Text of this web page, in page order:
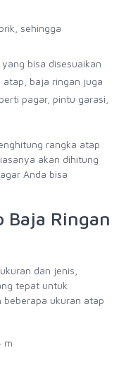
sehingga
bisa disesuaikan
atap, baja ringan juga
pagar, pintu garasi,
rangka atap
akan dihitung
Anda bisa
Baja Ringan
dan jenis,
tepat untuk
beberapa ukuran atap
m